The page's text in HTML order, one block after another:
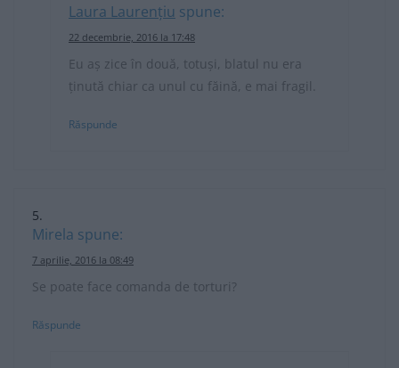
Laura Laurențiu spune:
22 decembrie, 2016 la 17:48
Eu aș zice în două, totuși, blatul nu era
ținută chiar ca unul cu făină, e mai fragil.
Răspunde
Mirela spune:
7 aprilie, 2016 la 08:49
Se poate face comanda de torturi?
Răspunde